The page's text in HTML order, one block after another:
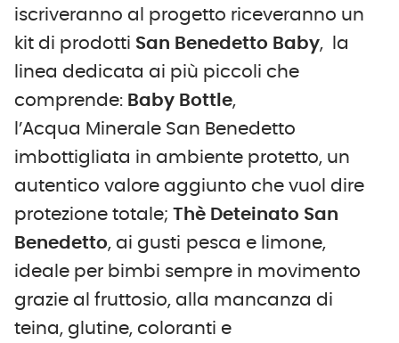
iscriveranno al progetto riceveranno un
kit di prodotti San Benedetto Baby, la
linea dedicata ai più piccoli che
comprende: Baby Bottle,
l’Acqua Minerale San Benedetto
imbottigliata in ambiente protetto, un
autentico valore aggiunto che vuol dire
protezione totale; Thè Deteinato San
Benedetto, ai gusti pesca e limone,
ideale per bimbi sempre in movimento
grazie al fruttosio, alla mancanza di
teina, glutine, coloranti e